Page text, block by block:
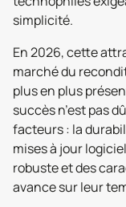
simplicité.
En 2026, cette
marché du
plus en plus
succès n’est pas
facteurs : la
mises à jour
robuste et des
avance sur leur